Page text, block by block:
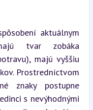
aktuálnym
tvar zobáka
majú vyššiu
Prostredníctvom
znaky postupne
s nevýhodnými